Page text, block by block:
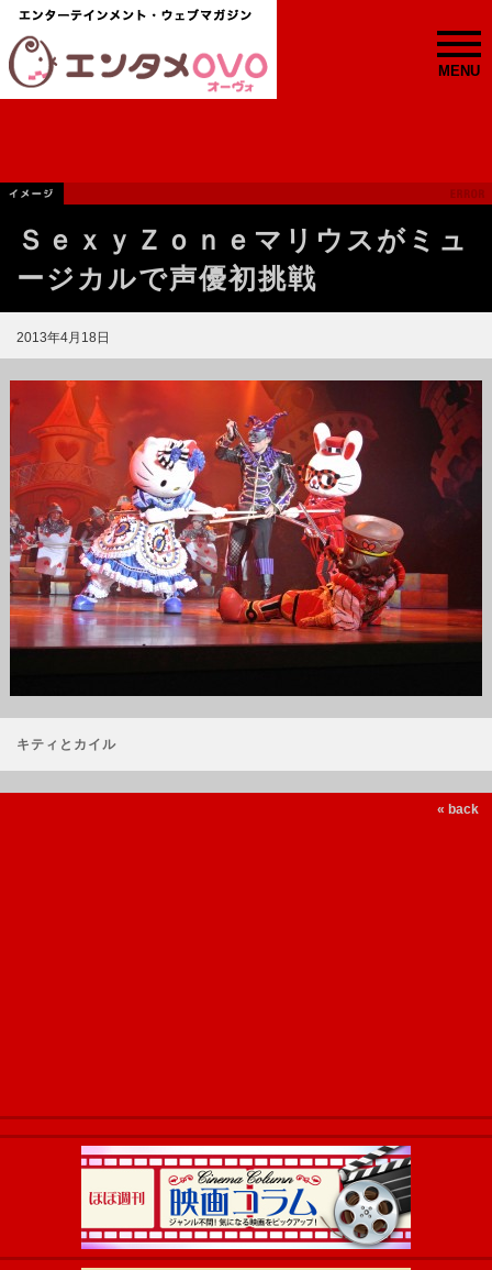
MENU
ＳｅｘｙＺｏｎｅマリウスがミュ
ージカルで声優初挑戦
2013年4月18日
キティとカイル
« back